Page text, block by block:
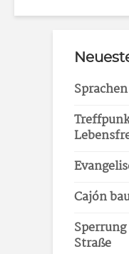
Cajón
Straße